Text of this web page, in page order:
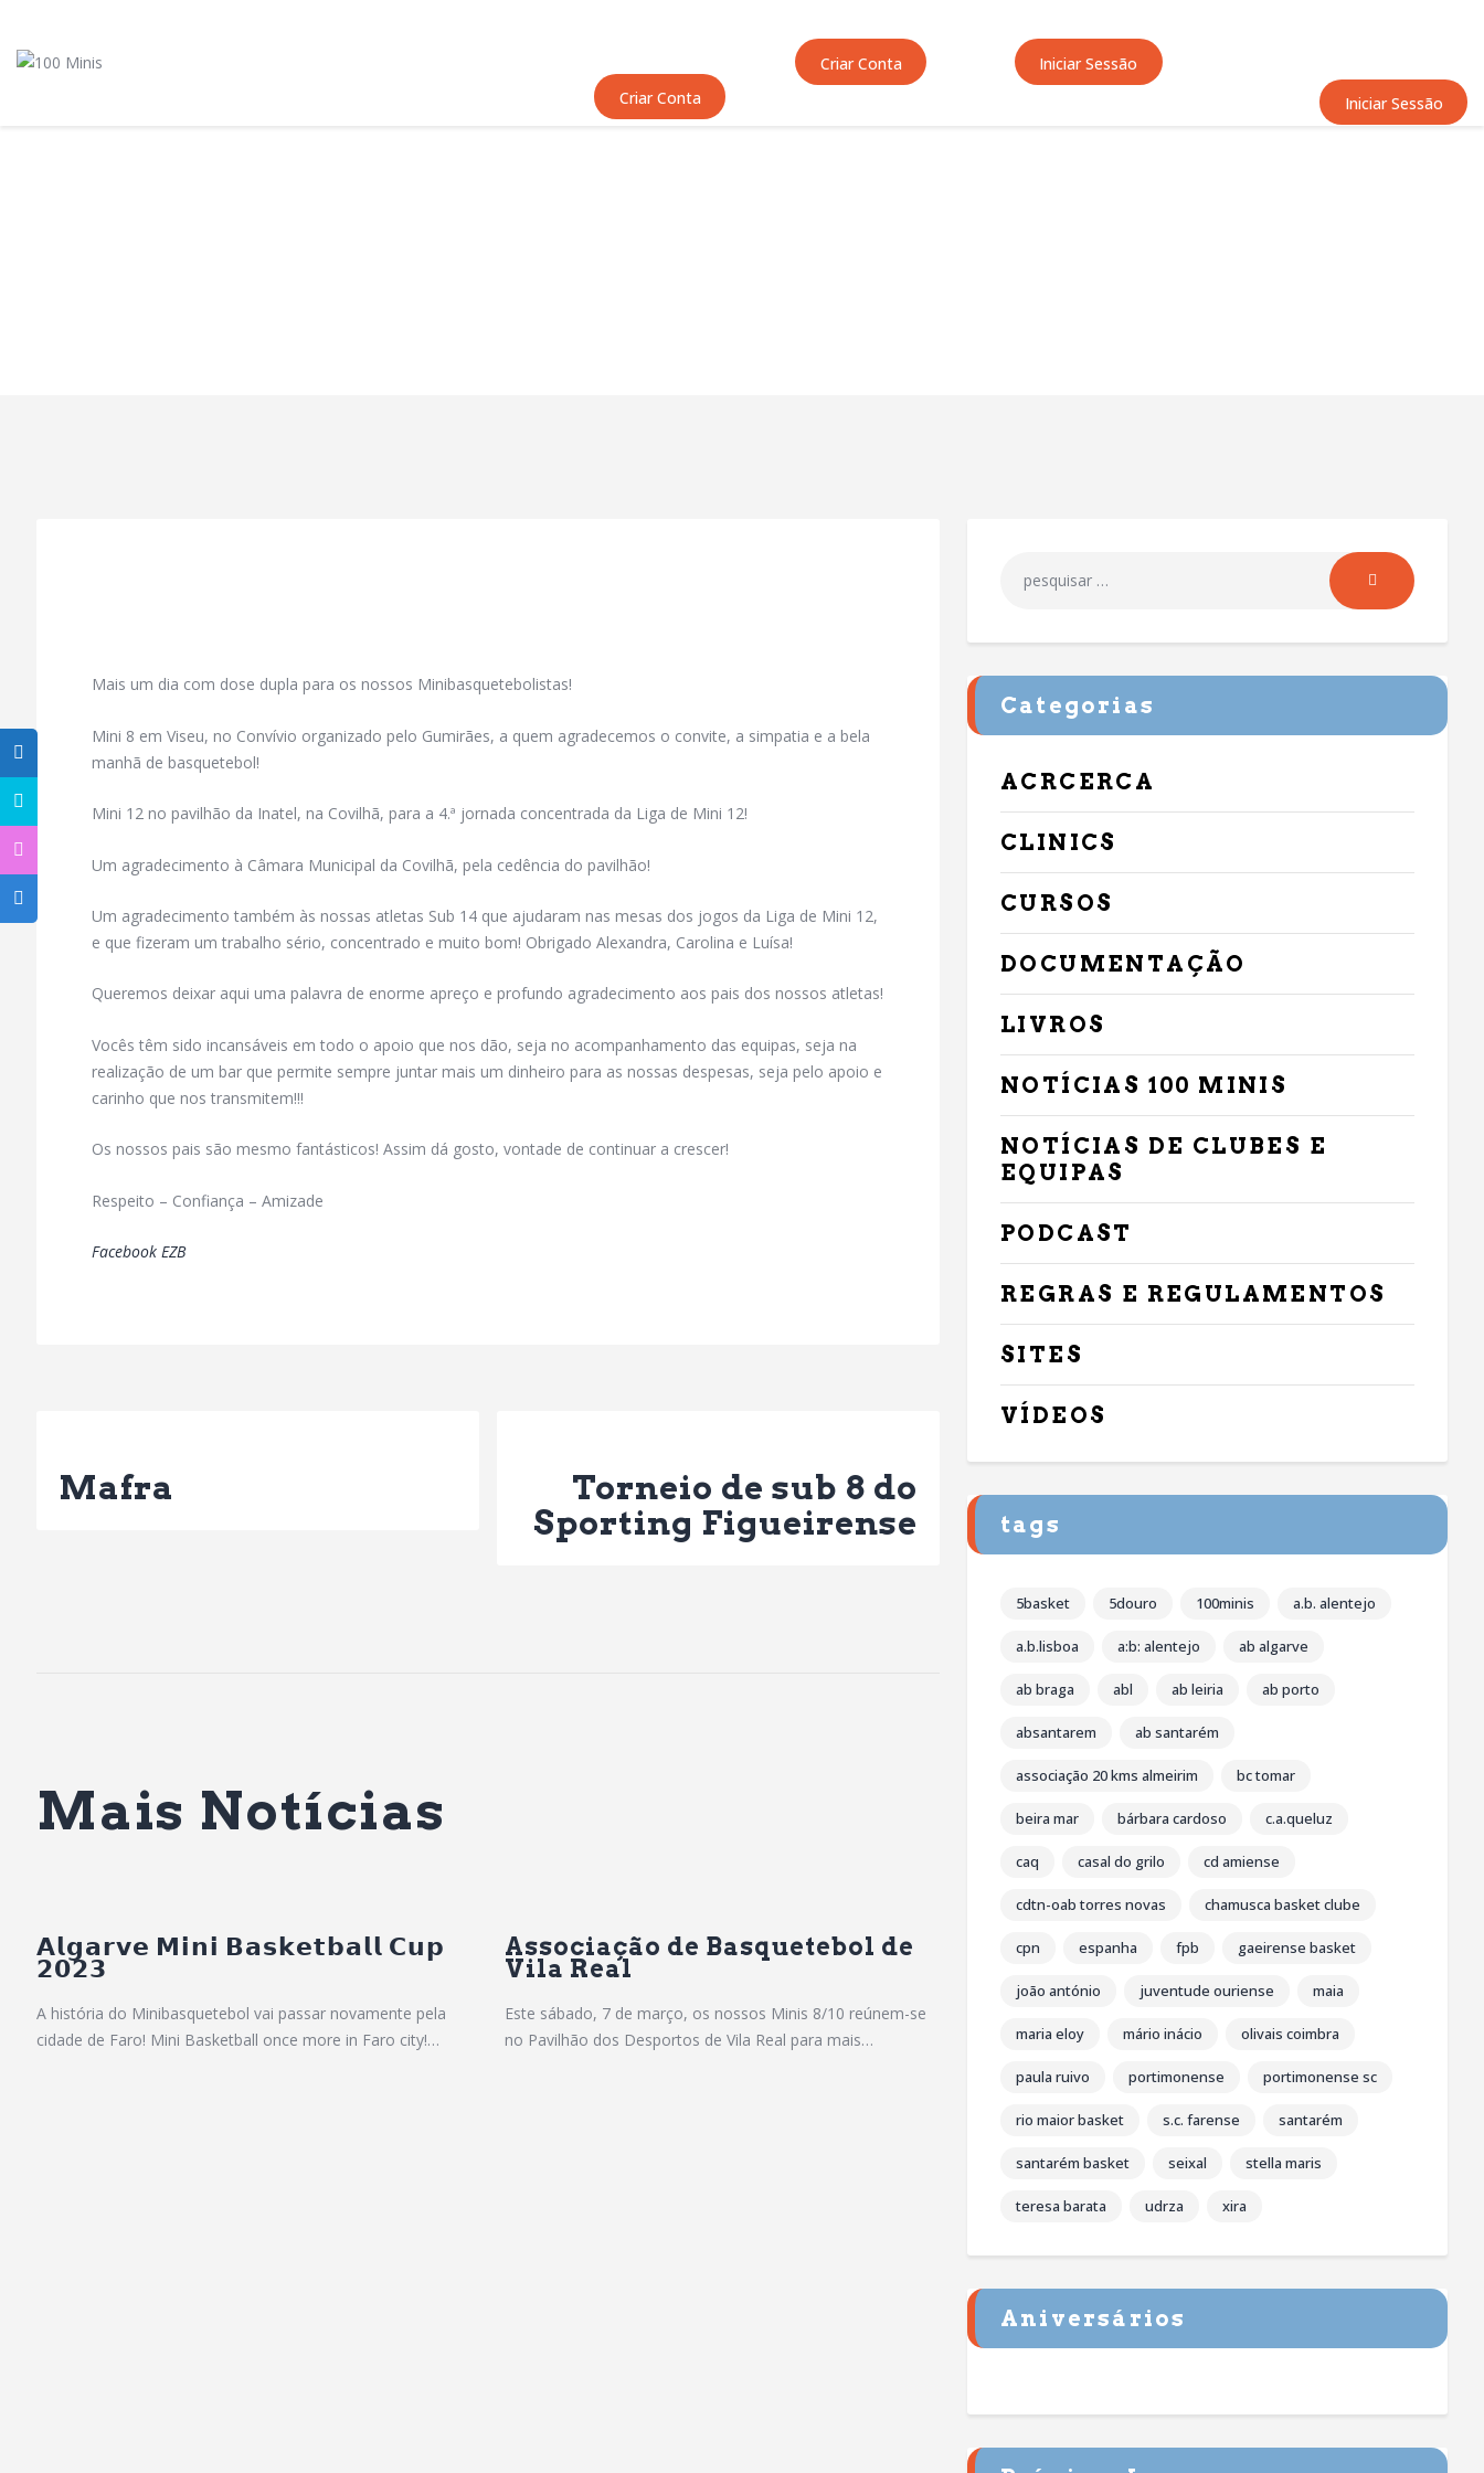
Criar Conta
Iniciar Sessão
Criar Conta
Iniciar Sessão
Equipas
Mais um dia com dose dupla para os nossos Minibasquetebolistas!
Mini 8 em Viseu, no Convívio organizado pelo Gumirães, a quem agradecemos o convite, a simpatia e a bela
manhã de basquetebol!
Mini 12 no pavilhão da Inatel, na Covilhã, para a 4.ª jornada concentrada da Liga de Mini 12!
Um agradecimento à Câmara Municipal da Covilhã, pela cedência do pavilhão!
Um agradecimento também às nossas atletas Sub 14 que ajudaram nas mesas dos jogos da Liga de Mini 12,
e que fizeram um trabalho sério, concentrado e muito bom! Obrigado Alexandra, Carolina e Luísa!
Queremos deixar aqui uma palavra de enorme apreço e profundo agradecimento aos pais dos nossos atletas!
Vocês têm sido incansáveis em todo o apoio que nos dão, seja no acompanhamento das equipas, seja na
realização de um bar que permite sempre juntar mais um dinheiro para as nossas despesas, seja pelo apoio e
carinho que nos transmitem!!!
Os nossos pais são mesmo fantásticos! Assim dá gosto, vontade de continuar a crescer!
Respeito – Confiança – Amizade
Facebook EZB
Mafra
Torneio de sub 8 do
Sporting Figueirense
Mais Notícias
𝗔𝗹𝗴𝗮𝗿𝘃𝗲 𝗠𝗶𝗻𝗶 𝗕𝗮𝘀𝗸𝗲𝘁𝗯𝗮𝗹𝗹 𝗖𝘂𝗽
𝟮𝟬𝟮𝟯
A história do Minibasquetebol vai passar novamente pela
cidade de Faro! Mini Basketball once more in Faro city!…
Associação de Basquetebol de
Vila Real
Este sábado, 7 de março, os nossos Minis 8/10 reúnem-se
no Pavilhão dos Desportos de Vila Real para mais…
Categorias
ACRCERCA
CLINICS
CURSOS
DOCUMENTAÇÃO
LIVROS
NOTÍCIAS 100 MINIS
NOTÍCIAS DE CLUBES E
EQUIPAS
PODCAST
REGRAS E REGULAMENTOS
SITES
VÍDEOS
tags
5basket 5douro 100minis a.b. alentejo
a.b.lisboa a:b: alentejo ab algarve
ab braga abl ab leiria ab porto
absantarem ab santarém
associação 20 kms almeirim bc tomar
beira mar bárbara cardoso c.a.queluz
caq casal do grilo cd amiense
cdtn-oab torres novas chamusca basket clube
cpn espanha fpb gaeirense basket
joão antónio juventude ouriense maia
maria eloy mário inácio olivais coimbra
paula ruivo portimonense portimonense sc
rio maior basket s.c. farense santarém
santarém basket seixal stella maris
teresa barata udrza xira
Aniversários